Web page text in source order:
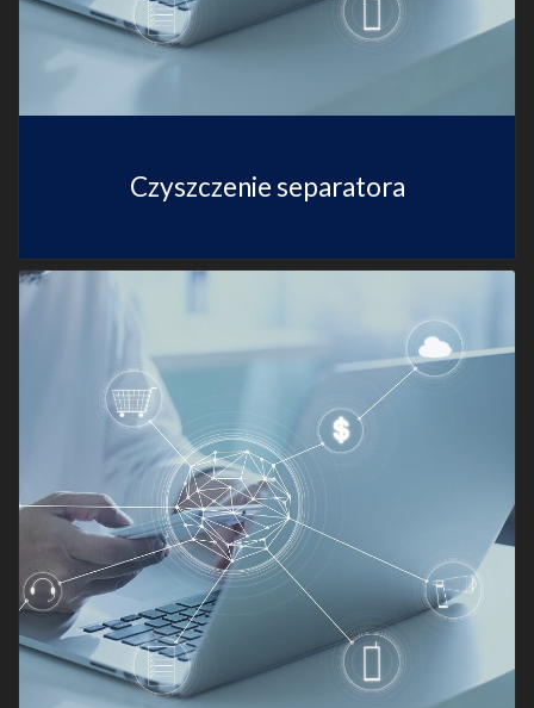
Czyszczenie separatora